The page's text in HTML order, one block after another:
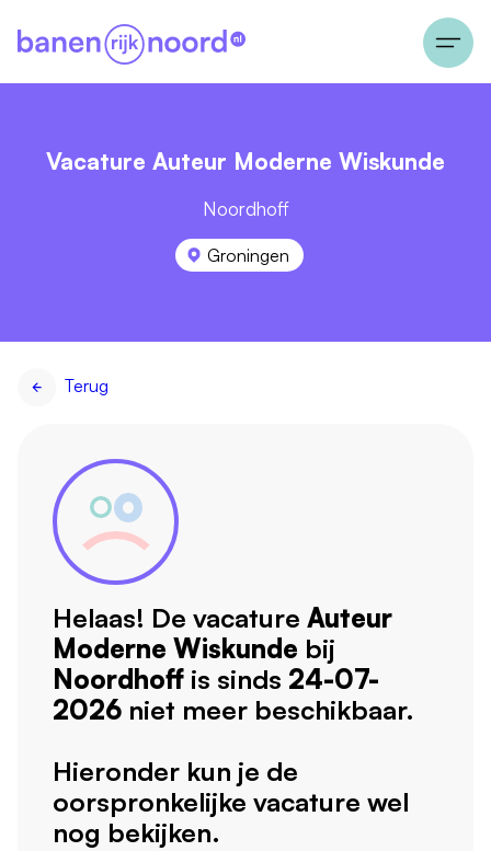
Vacature Auteur Moderne Wiskunde
Noordhoff
Groningen
Terug
Helaas! De vacature Auteur
Moderne Wiskunde bij
Noordhoff is sinds 24-07-
2026 niet meer beschikbaar.
Hieronder kun je de
oorspronkelijke vacature wel
nog bekijken.